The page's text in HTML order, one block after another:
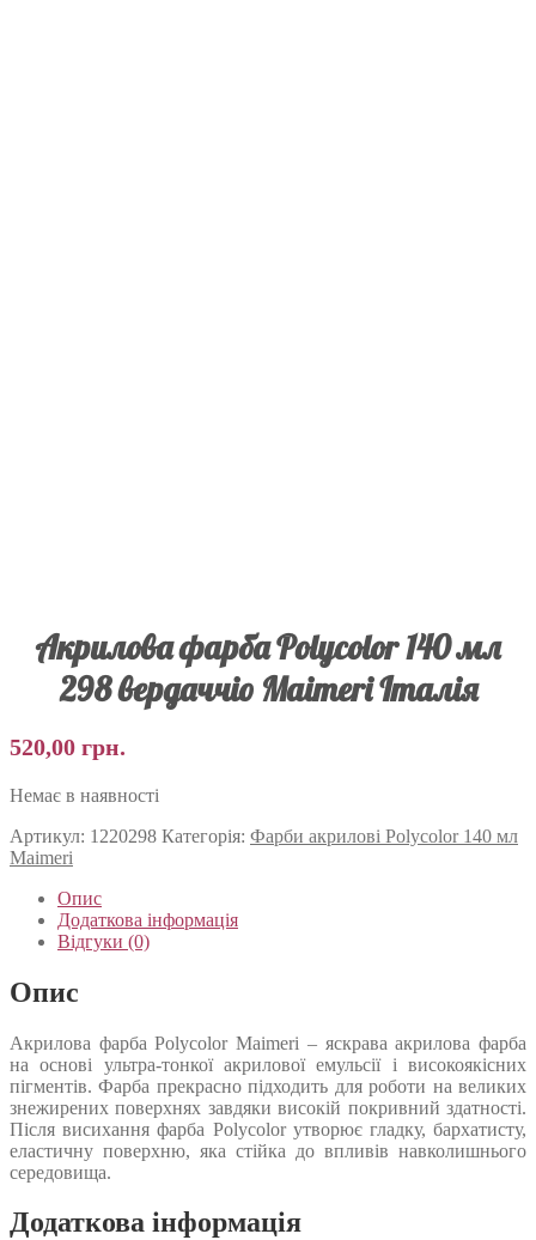
Акрилова фарба Polycolor 140 мл
298 вердаччіо Maimeri Італія
520,00 грн.
Немає в наявності
Артикул: 1220298 Категорія: Фарби акрилові Polycolor 140 мл
Maimeri
Опис
Додаткова інформація
Відгуки (0)
Опис
Акрилова фарба Polycolor Maimeri – яскрава акрилова фарба
на основі ультра-тонкої акрилової емульсії і високоякісних
пігментів. Фарба прекрасно підходить для роботи на великих
знежирених поверхнях завдяки високій покривний здатності.
Після висихання фарба Polycolor утворює гладку, бархатисту,
еластичну поверхню, яка стійка до впливів навколишнього
середовища.
Додаткова інформація